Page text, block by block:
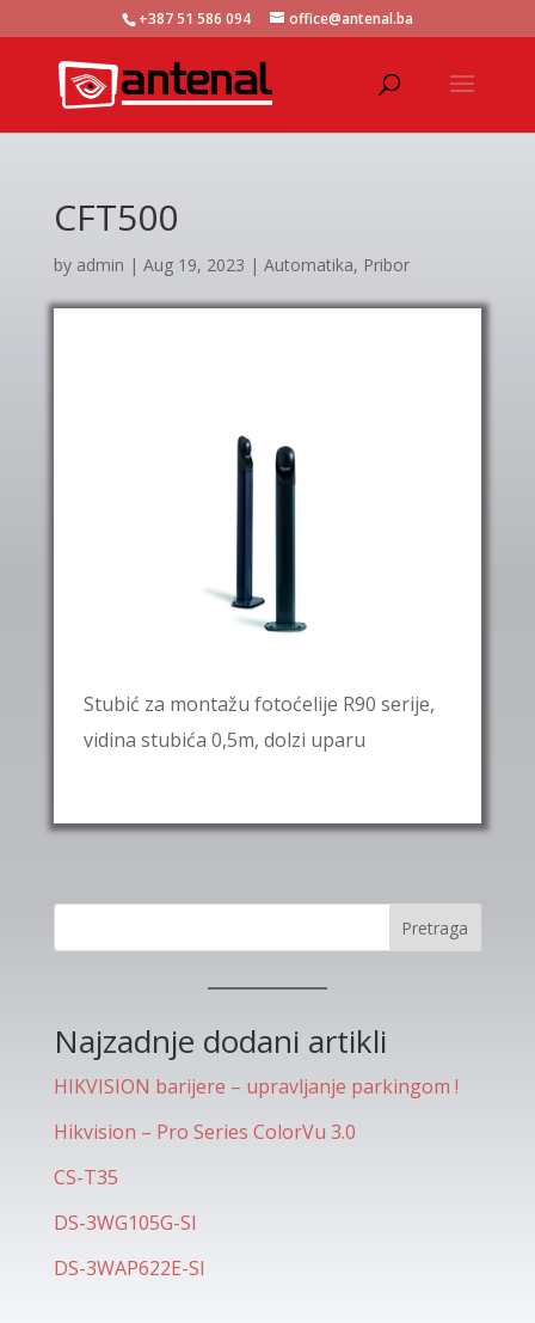
+387 51 586 094 office@antenal.ba
CFT500
by admin | Aug 19, 2023 | Automatika, Pribor
Stubić za montažu fotoćelije R90 serije,
vidina stubića 0,5m, dolzi uparu
Pretraga
Najzadnje dodani artikli
HIKVISION barijere – upravljanje parkingom !
Hikvision – Pro Series ColorVu 3.0
CS-T35
DS-3WG105G-SI
DS-3WAP622E-SI